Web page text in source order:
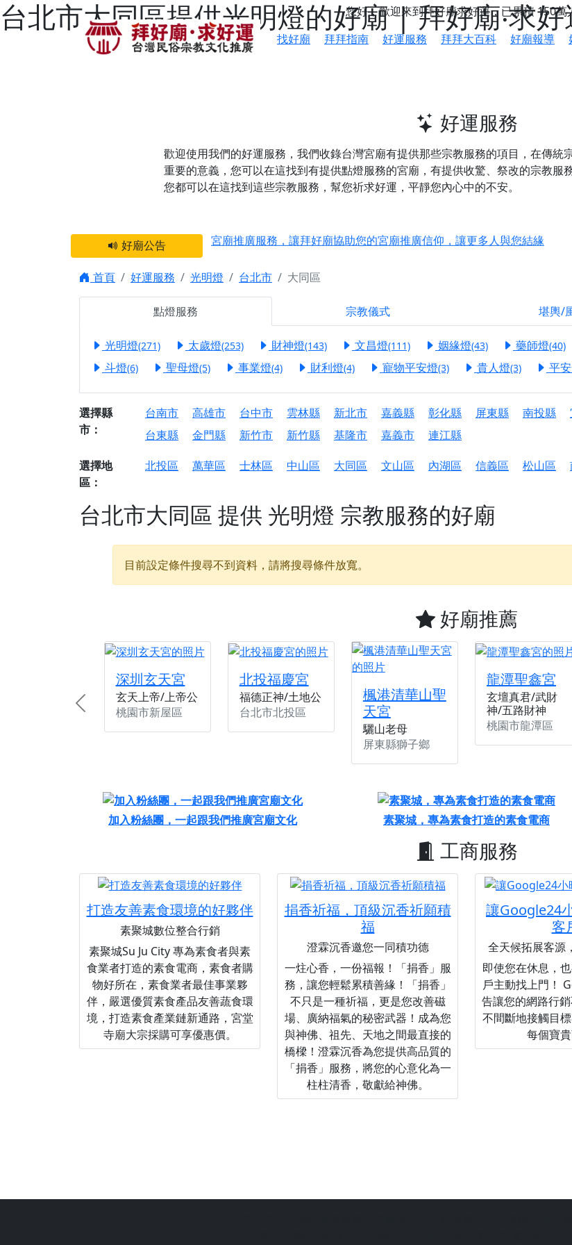
台北市大同區提供光明燈的好廟 | 拜好廟‧求
您好，歡迎來到拜好廟求好運，已累積150萬
找好廟
拜拜指南 好運服務 拜拜大百科 好廟報導
好運服務
歡迎使用我們的好運服務，我們收錄台灣宮廟有提供那些宗教服務的項目，在傳統
重要的意義，您可以在這找到有提供點燈服務的宮廟，有提供收驚、祭改的宗教服
您都可以在這找到這些宗教服務，幫您祈求好運，平靜您內心中的不安。
好廟公告
宮廟推廣服務，讓拜好廟協助您的宮廟推廣信仰，讓更多人與您結緣
之旅」！
【台北北投 唭哩岸慈生宮】慶讚中元普渡法會，誠摯邀請您一同參與，為
【屏東縣獅子鄉 楓港清華山聖天宮】驪山母娘聖誕暨中元普渡大法會，
終追遠、廣植福田
【桃園市 桃園蓮華寺】盂蘭盆中元報恩法會，這場法會不只是超薦與普
願平安順遂的慈悲心意。
【桃園龜山 慈恩宮】丙午年梁皇寶懺法會，一念虔誠禮寶懺，一分懺悔
【新北貢寮 南極玉明殿】中元普渡大法會，誠摯歡迎十方善信大德隨喜
下善緣。
【桃園慈善宮(天公廟)】中元普渡交給專業的來，省時省力又積福！「玉
是「超級加倍」！
【桃園龜山 慈恩宮】瑤池金母聖誕祝壽盛典，邀請十方善信大德蒞臨參香
【桃園龜山 慈恩宮】丙午年慶讚中元普渡法會，正是讓我們用善念與功
【新北八里 紫德宮】丙午年中元普渡讚普超薦法會，普施眾生・慎終追遠
【台北北投金虎爺會】父親節陪爸爸一起闖關趣，邀請大小朋友一起留下
【新北八里 紫德宮】父親節奉茶感恩活動，一杯茶，一份心意；一句感謝
【桃園新屋 深圳玄天宮】農曆七月擴大犒軍科儀，吉祥月不只有普渡祈
【桃園新屋 深圳玄天宮】七娘媽聖誕祝壽慶典，誠摯邀請十方善信大德
【桃園慈善宮(天公廟)】虎爺元帥 開光大典，祈求虎爺神威護持，庇佑闔
歡迎友廟長官、小編加入我們LINE官方帳號，讓我們協助您的廟宇推廣。
歡迎信眾分享您前往廟宇的參拜體驗，推廣您的信仰
首頁 好運服務 光明燈 台北市 大同區
點燈服務 宗教儀式 堪輿/
光明燈(271) 太歲燈(253) 財神燈(143) 文昌燈(111) 姻緣燈(43) 藥師燈(40)
斗燈(6) 聖母燈(5) 事業燈(4) 財利燈(4) 寵物平安燈(3) 貴人燈(3) 平
選擇縣
市：
台南市 高雄市 台中市 雲林縣 新北市 嘉義縣 彰化縣 屏東縣 南投縣
台東縣
金門縣 新竹市 新竹縣 基隆市 嘉義市
連江縣
選擇地
區：
北投區 萬華區 士林區 中山區 大同區 文山區 內湖區 信義區 松山區
台北市大同區 提供 光明燈 宗教服務的好廟
目前設定條件搜尋不到資料，請將搜尋條件放寬。
好廟推薦
深圳玄天宮
玄天上帝/上帝公
桃園市新屋區
北投福慶宮
福德正神/土地公
台北市北投區
楓港清華山聖
天宮
驪山老母
屏東縣獅子鄉
龍潭聖鑫宮
玄壇真君/武財
神/五路財神
桃園市龍潭區
Previous
加入粉絲團，一起跟我們推廣宮廟文化 素聚城，專為素食打造的素食電商
工商服務
打造友善素食環境的好夥伴
素聚城數位整合行銷
素聚城Su Ju City 專為素食者與素
食業者打造的素食電商，素食者購
物好所在，素食業者最佳事業夥
伴，嚴選優質素食產品友善蔬食環
境，打造素食產業鏈新通路，宮堂
寺廟大宗採購可享優惠價。
捐香祈福，頂級沉香祈願積
福
澄霖沉香邀您一同積功德
一炷心香，一份福報！「捐香」服
務，讓您輕鬆累積善緣！「捐香」
不只是一種祈福，更是您改善磁
場、廣納福氣的秘密武器！成為您
與神佛、祖先、天地之間最直接的
橋樑！澄霖沉香為您提供高品質的
「捐香」服務，將您的心意化為一
柱柱清香，敬獻給神佛。
讓Google24
客
全天候拓展客源
即使您在休息，
戶主動找上門！
告讓您的網路行
不間斷地接觸目
每個寶貴